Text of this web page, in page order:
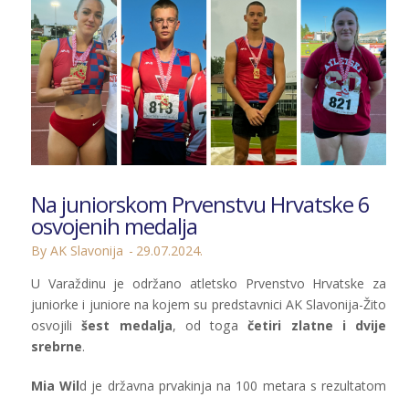
Na juniorskom Prvenstvu Hrvatske 6
osvojenih medalja
By AK Slavonija
29.07.2024.
U Varaždinu je održano atletsko Prvenstvo Hrvatske za
juniorke i juniore na kojem su predstavnici AK Slavonija-Žito
osvojilišest medalja, od togačetiri zlatne i dvije
srebrne.
Mia Wild je državna prvakinja na 100 metara s rezultatom